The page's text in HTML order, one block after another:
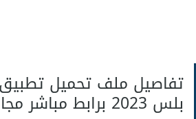
تفاصيل ملف تحميل
بلس 2023 برابط مباشر مجانا